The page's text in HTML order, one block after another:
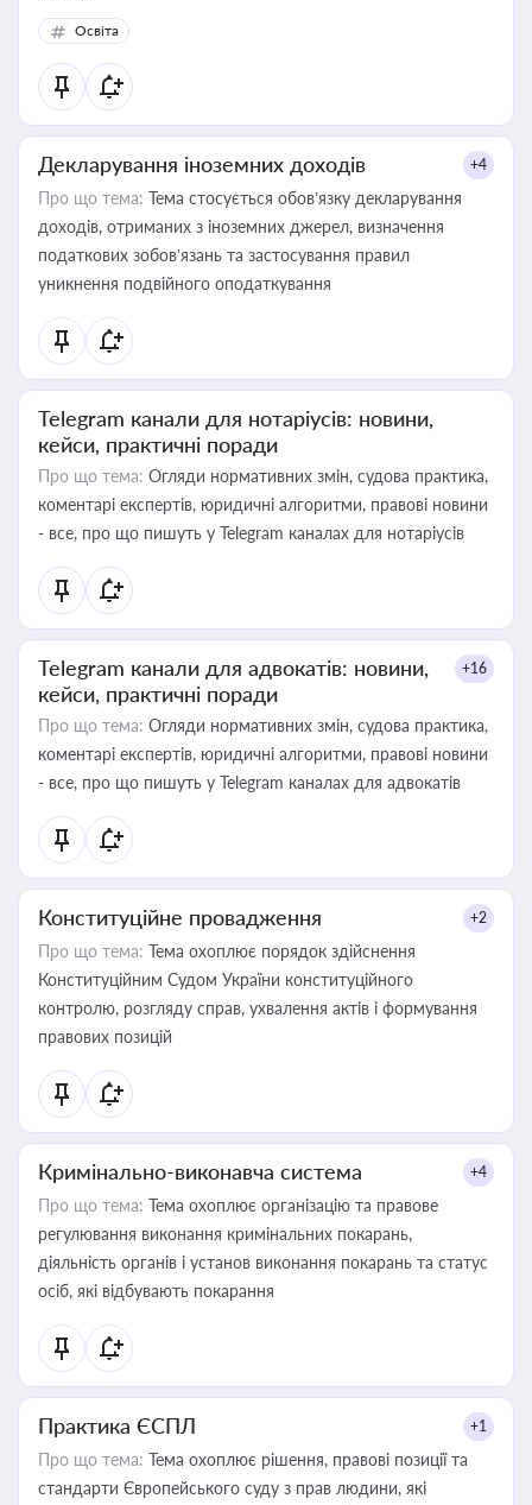
Освіта
Декларування іноземних доходів +4
Про що тема: Тема стосується обов’язку декларування
доходів, отриманих з іноземних джерел, визначення
податкових зобов’язань та застосування правил
уникнення подвійного оподаткування
Telegram канали для нотаріусів: новини,
кейси, практичні поради
Про що тема: Огляди нормативних змін, судова практика,
коментарі експертів, юридичні алгоритми, правові новини
- все, про що пишуть у Telegram каналах для нотаріусів
Telegram канали для адвокатів: новини,
кейси, практичні поради
+16
Про що тема: Огляди нормативних змін, судова практика,
коментарі експертів, юридичні алгоритми, правові новини
- все, про що пишуть у Telegram каналах для адвокатів
Конституційне провадження +2
Про що тема: Тема охоплює порядок здійснення
Конституційним Судом України конституційного
контролю, розгляду справ, ухвалення актів і формування
правових позицій
Кримінально-виконавча система +4
Про що тема: Тема охоплює організацію та правове
регулювання виконання кримінальних покарань,
діяльність органів і установ виконання покарань та статус
осіб, які відбувають покарання
Практика ЄСПЛ +1
Про що тема: Тема охоплює рішення, правові позиції та
стандарти Європейського суду з прав людини, які